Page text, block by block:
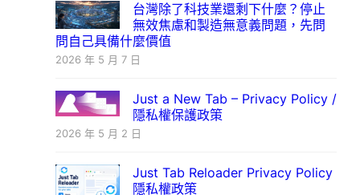
台灣除了科技業還剩下什麼？停止
無效焦慮和製造無意義問題，先問
問自己具備什麼價值
2026 年 5 月 7 日
Just a New Tab – Privacy Policy /
隱私權保護政策
2026 年 5 月 2 日
Just Tab Reloader Privacy Policy
隱私權政策